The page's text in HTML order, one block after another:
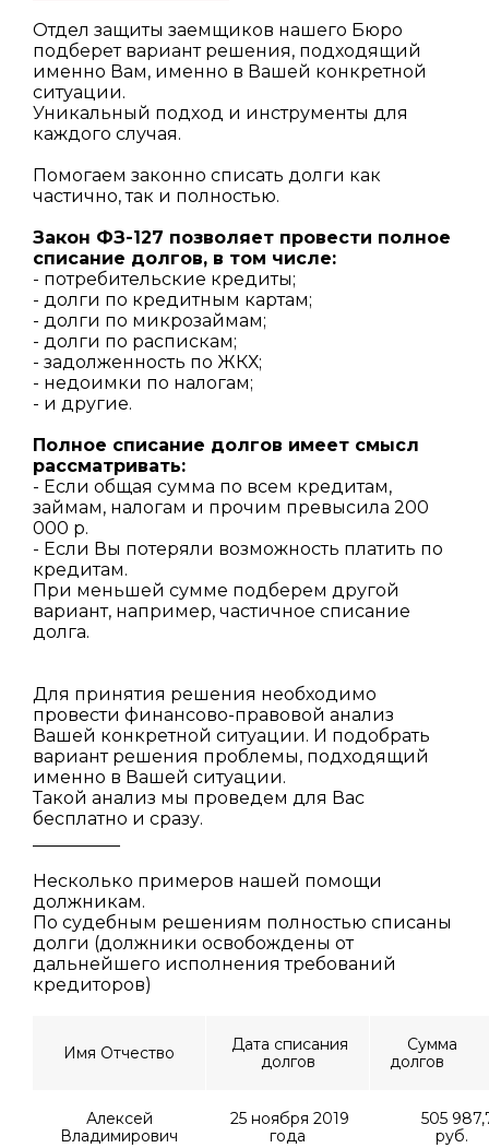
Отдел защиты заемщиков нашего Бюро
подберет вариант решения, подходящий
именно Вам, именно в Вашей конкретной
ситуации.
Уникальный подход и инструменты для
каждого случая.
Помогаем законно списать долги как
частично, так и полностью.
Закон ФЗ-127 позволяет провести полное
списание долгов, в том числе:
- потребительские кредиты;
- долги по кредитным картам;
- долги по микрозаймам;
- долги по распискам;
- задолженность по ЖКХ;
- недоимки по налогам;
- и другие.
Полное списание долгов имеет смысл
рассматривать:
- Если общая сумма по всем кредитам,
займам, налогам и прочим превысила 200
000 р.
- Если Вы потеряли возможность платить по
кредитам.
При меньшей сумме подберем другой
вариант, например, частичное списание
долга.
Для принятия решения необходимо
провести финансово-правовой анализ
Вашей конкретной ситуации. И подобрать
вариант решения проблемы, подходящий
именно в Вашей ситуации.
Такой анализ мы проведем для Вас
бесплатно и сразу.
Несколько примеров нашей помощи
должникам.
По судебным решениям полностью списаны
долги (должники освобождены от
дальнейшего исполнения требований
кредиторов)
Имя Отчество
Дата списания
долгов
Сумма
долгов
Алексей
Владимирович
25 ноября 2019
года
505
руб.